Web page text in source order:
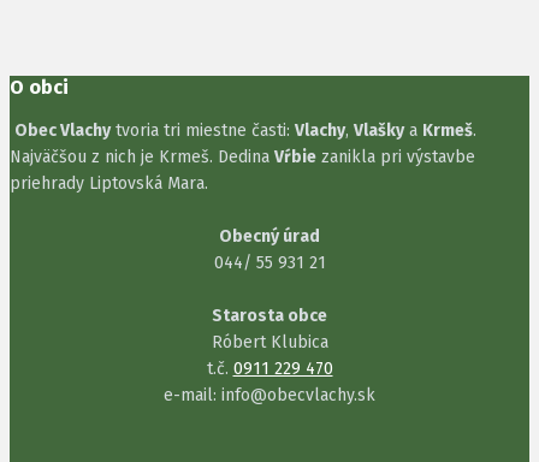
O obci
Obec Vlachytvoria tri miestne časti: Vlachy, Vlaškya Krmeš.
Najväčšou z nich je Krmeš. Dedina Vŕbie zanikla pri výstavbe
priehrady Liptovská Mara.
Obecný úrad
044/ 55 931 21
Starosta obce
Róbert Klubica
t.č. 0911 229 470
e-mail: info@obecvlachy.sk